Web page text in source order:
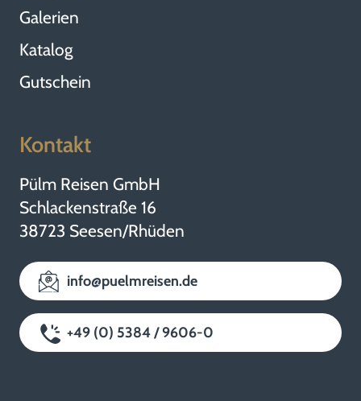
Galerien
Katalog
Gutschein
Kontakt
Pülm Reisen GmbH
Schlackenstraße 16
38723 Seesen/Rhüden
info@puelmreisen.de
+49 (0) 5384 / 9606-0